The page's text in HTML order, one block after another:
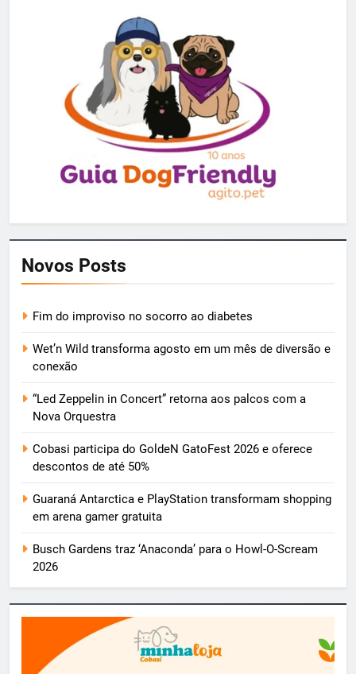
Novos Posts
Fim do improviso no socorro ao diabetes
Wet’n Wild transforma agosto em um mês de diversão e
conexão
“Led Zeppelin in Concert” retorna aos palcos com a
Nova Orquestra
Cobasi participa do GoldeN GatoFest 2026 e oferece
descontos de até 50%
Guaraná Antarctica e PlayStation transformam shopping
em arena gamer gratuita
Busch Gardens traz ‘Anaconda’ para o Howl-O-Scream
2026